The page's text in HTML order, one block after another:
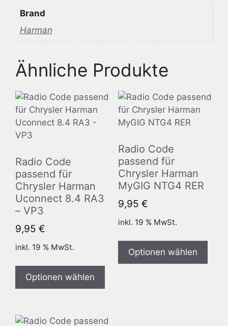
Brand
Harman
Ähnliche Produkte
Radio Code
passend für
Chrysler Harman
Uconnect 8.4 RA3
– VP3
9,95 €
inkl. 19 % MwSt.
Optionen wählen
Radio Code
passend für
Chrysler Harman
MyGIG NTG4 RER
9,95 €
inkl. 19 % MwSt.
Optionen wählen